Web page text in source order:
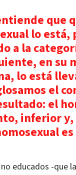
que
lo
a la
en su
lo está
el
el
inferior
educados -que